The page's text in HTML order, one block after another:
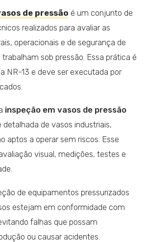
de pressão é um conjunto de
realizados para avaliar as
operacionais e de segurança de
sob pressão. Essa prática é
NR-13 e deve ser executada por
inspeção em vasos de pressão
detalhada de vasos industriais,
aptos a operar sem riscos. Esse
visual, medições, testes e
de equipamentos pressurizados
estejam em conformidade com
falhas que possam
ou causar acidentes.